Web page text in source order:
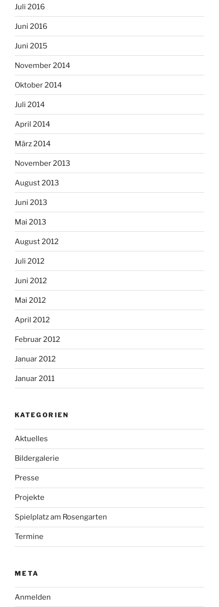
Juli 2016
Juni 2016
Juni 2015
November 2014
Oktober 2014
Juli 2014
April 2014
März 2014
November 2013
August 2013
Juni 2013
Mai 2013
August 2012
Juli 2012
Juni 2012
Mai 2012
April 2012
Februar 2012
Januar 2012
Januar 2011
KATEGORIEN
Aktuelles
Bildergalerie
Presse
Projekte
Spielplatz am Rosengarten
Termine
META
Anmelden